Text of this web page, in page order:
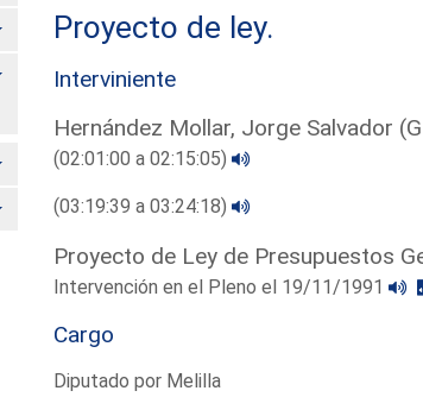
Alternar
Alternar
Alternar
Alternar
Proyecto de ley.
Interviniente
Hernández Mollar, Jorge Salvador
(02:01:00 a 02:15:05)
(03:19:39 a 03:24:18)
Proyecto de Ley de Presupuestos
Intervención en el Pleno el 19/11/1991
Cargo
Diputado por Melilla